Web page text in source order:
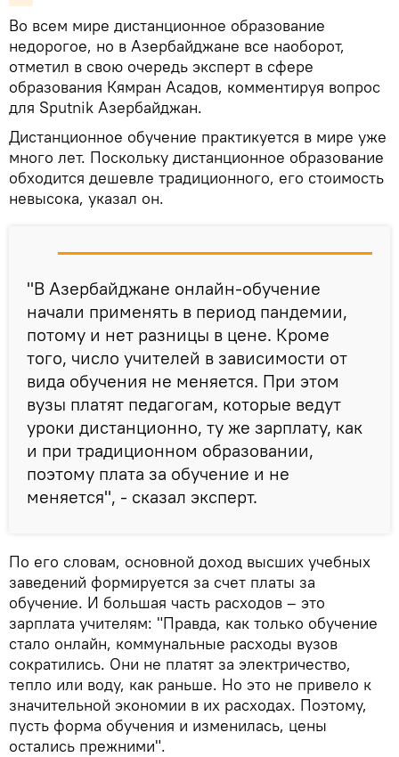
Во всем мире дистанционное образование
недорогое, но в Азербайджане все наоборот,
отметил в свою очередь эксперт в сфере
образования Кямран Асадов, комментируя вопрос
для Sputnik Азербайджан.
Дистанционное обучение практикуется в мире уже
много лет. Поскольку дистанционное образование
обходится дешевле традиционного, его стоимость
невысока, указал он.
"В Азербайджане онлайн-обучение
начали применять в период пандемии,
потому и нет разницы в цене. Кроме
того, число учителей в зависимости от
вида обучения не меняется. При этом
вузы платят педагогам, которые ведут
уроки дистанционно, ту же зарплату, как
и при традиционном образовании,
поэтому плата за обучение и не
меняется", - сказал эксперт.
По его словам, основной доход высших учебных
заведений формируется за счет платы за
обучение. И большая часть расходов – это
зарплата учителям: "Правда, как только обучение
стало онлайн, коммунальные расходы вузов
сократились. Они не платят за электричество,
тепло или воду, как раньше. Но это не привело к
значительной экономии в их расходах. Поэтому,
пусть форма обучения и изменилась, цены
остались прежними".